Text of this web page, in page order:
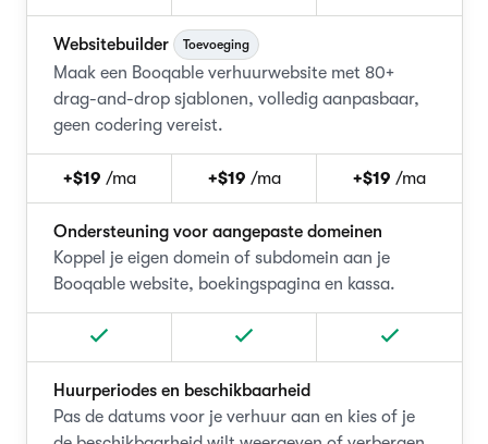
Websitebuilder Toevoeging
Maak een Booqable verhuurwebsite met 80+
drag-and-drop sjablonen, volledig aanpasbaar,
geen codering vereist.
+$19 /ma +$19 /ma +$19 /ma
Ondersteuning voor aangepaste domeinen
Koppel je eigen domein of subdomein aan je
Booqable website, boekingspagina en kassa.
Huurperiodes en beschikbaarheid
Pas de datums voor je verhuur aan en kies of je